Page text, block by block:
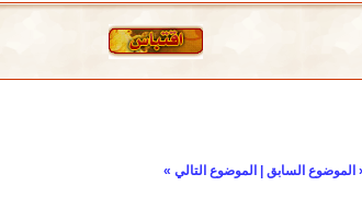
الموضوع السابق الموضوع التالي »